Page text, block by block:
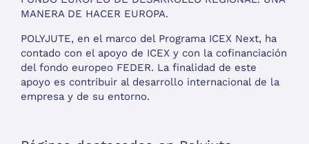
MANERA DE HACER EUROPA.
POLYJUTE, en el marco del Programa ICEX Next, ha
contado con el apoyo de ICEX y con la cofinanciación
del fondo europeo FEDER. La finalidad de este
apoyo es contribuir al desarrollo internacional de la
empresa y de su entorno.